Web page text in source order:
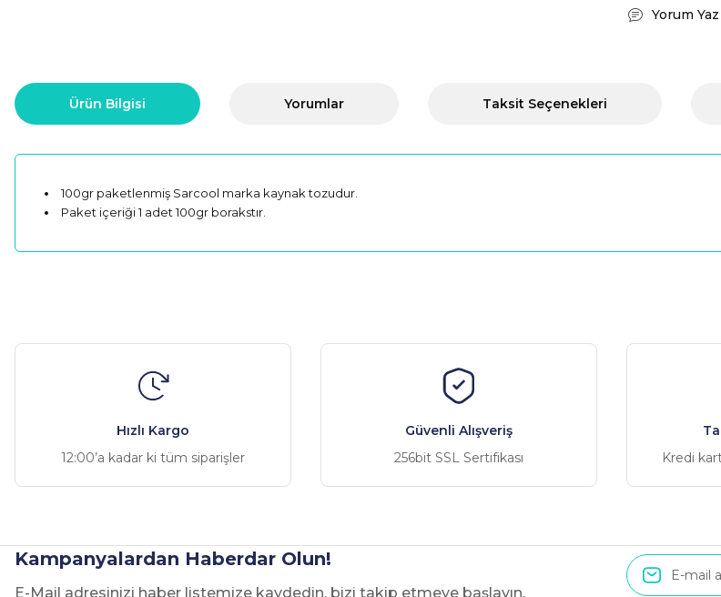
Yorum Yaz
Ürün Bilgisi Yorumlar Taksit Seçenekleri
100gr paketlenmiş Sarcool marka kaynak tozudur.
Paket içeriği 1 adet 100gr borakstır.
Ürün açıklamasında eksik bilgiler bulunuyor.
Ürün fiyatı diğer sitelerden daha pahalı.
Gönder
Hızlı Kargo
12:00’a kadar ki tüm siparişler
Güvenli Alışveriş
256bit SSL Sertifikası
Kredi
Kampanyalardan Haberdar Olun!
E-Mail adresinizi haber listemize kaydedin, bizi takip etmeye başlayın.